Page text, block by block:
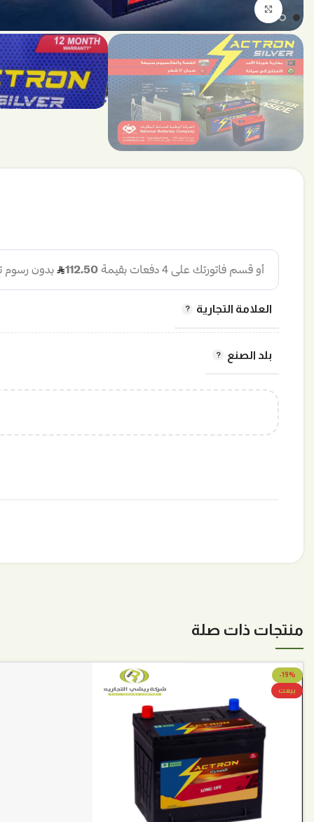
العلامة التجارية
بلد الصنع
منتجات ذات صلة
-19%
بيعت